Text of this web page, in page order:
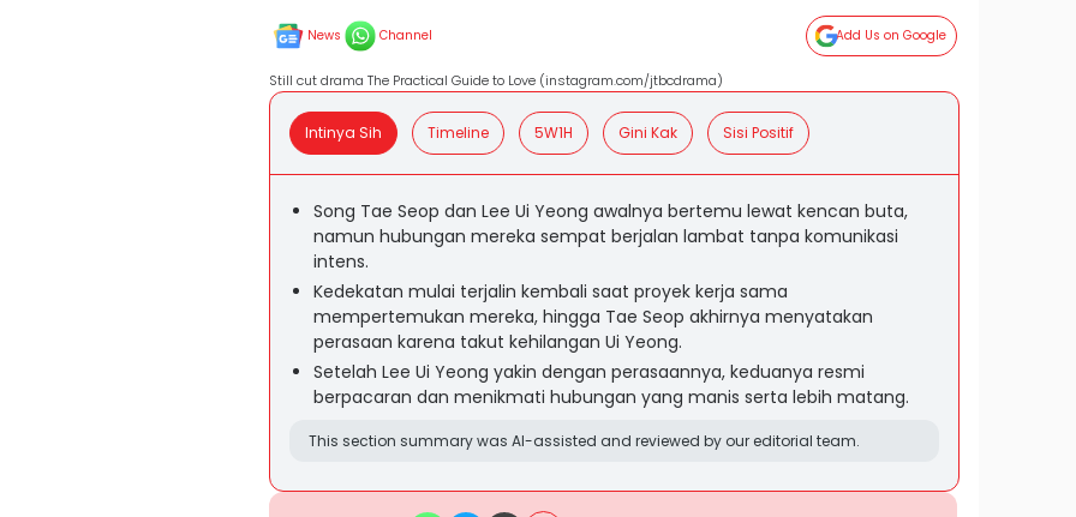
News Channel Add Us on Google
Still cut drama The Practical Guide to Love (instagram.com/jtbcdrama)
Intinya Sih Timeline 5W1H Gini Kak Sisi Positif
Song Tae Seop dan Lee Ui Yeong awalnya bertemu lewat kencan buta,
namun hubungan mereka sempat berjalan lambat tanpa komunikasi
intens.
Kedekatan mulai terjalin kembali saat proyek kerja sama
mempertemukan mereka, hingga Tae Seop akhirnya menyatakan
perasaan karena takut kehilangan Ui Yeong.
Setelah Lee Ui Yeong yakin dengan perasaannya, keduanya resmi
berpacaran dan menikmati hubungan yang manis serta lebih matang.
This section summary was AI-assisted and reviewed by our editorial team.